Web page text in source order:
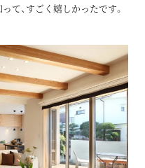
て、すごく嬉しかったです。